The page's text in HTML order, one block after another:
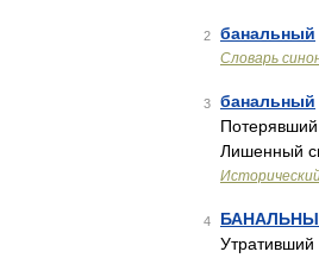
2 банальный
Словарь
3 банальный
Потерявший
Лишенный
4
Утративший